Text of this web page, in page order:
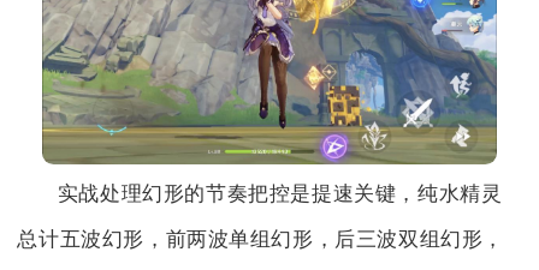
实战处理幻形的节奏把控是提速关键，纯水精灵
总计五波幻形，前两波单组幻形，后三波双组幻形，